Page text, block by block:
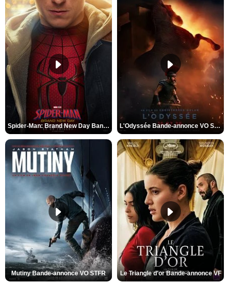
Spider-Man: Brand New Day Bande-annonce VO STFR L'Odyssée Bande-annonce VO STFR
Mutiny Bande-annonce VO STFR Le Triangle d'or Bande-annonce VF